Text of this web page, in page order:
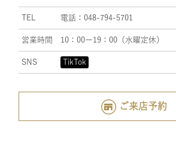
TEL 電話：048-794-5701
営業時間 10：00ー19：00（水曜定休）
SNS TikTok
ご来店予約